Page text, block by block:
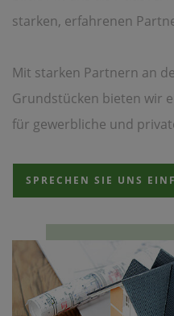
starken, erfahrenen
Mit starken Partnern an
Grundstücken bieten wir
für gewerbliche und
SPRECHEN SIE UNS